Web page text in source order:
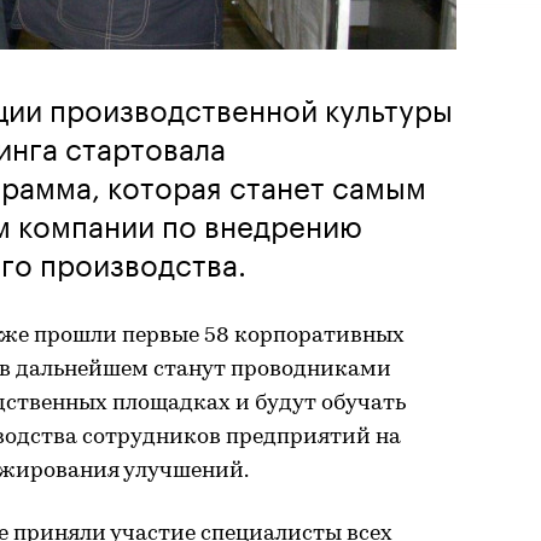
производственной культуры
стартовала
которая станет самым
по внедрению
производства.
прошли первые 58 корпоративных
дальнейшем станут проводниками
площадках и будут обучать
сотрудников предприятий на
улучшений.
приняли участие специалисты всех